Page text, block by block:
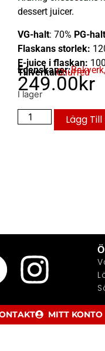
dessert juicer.
VG-halt: 70% PG-
Flaskans storlek:
E-juice i flaskan:
Egenskaper:Bakverk,
Tillverkare:Chuffed
249.00kr
I lager
Lägg
MITT KONTO